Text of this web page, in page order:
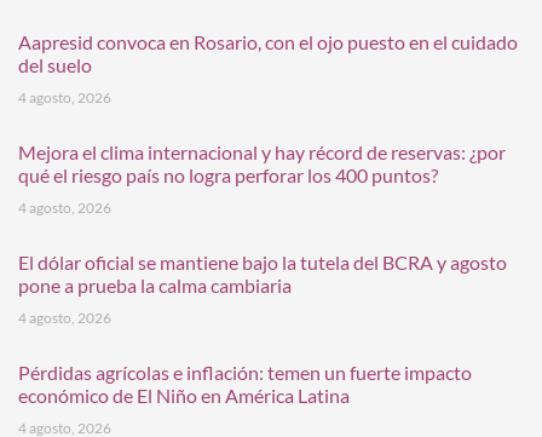
Aapresid convoca en Rosario, con el ojo puesto en el cuidado
del suelo
4 agosto, 2026
Mejora el clima internacional y hay récord de reservas: ¿por
qué el riesgo país no logra perforar los 400 puntos?
4 agosto, 2026
El dólar oficial se mantiene bajo la tutela del BCRA y agosto
pone a prueba la calma cambiaria
4 agosto, 2026
Pérdidas agrícolas e inflación: temen un fuerte impacto
económico de El Niño en América Latina
4 agosto, 2026